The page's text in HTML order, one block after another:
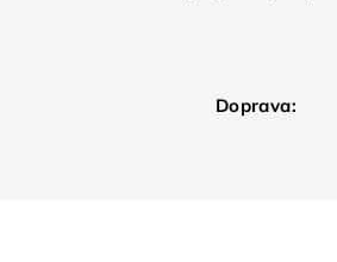
Doprava: